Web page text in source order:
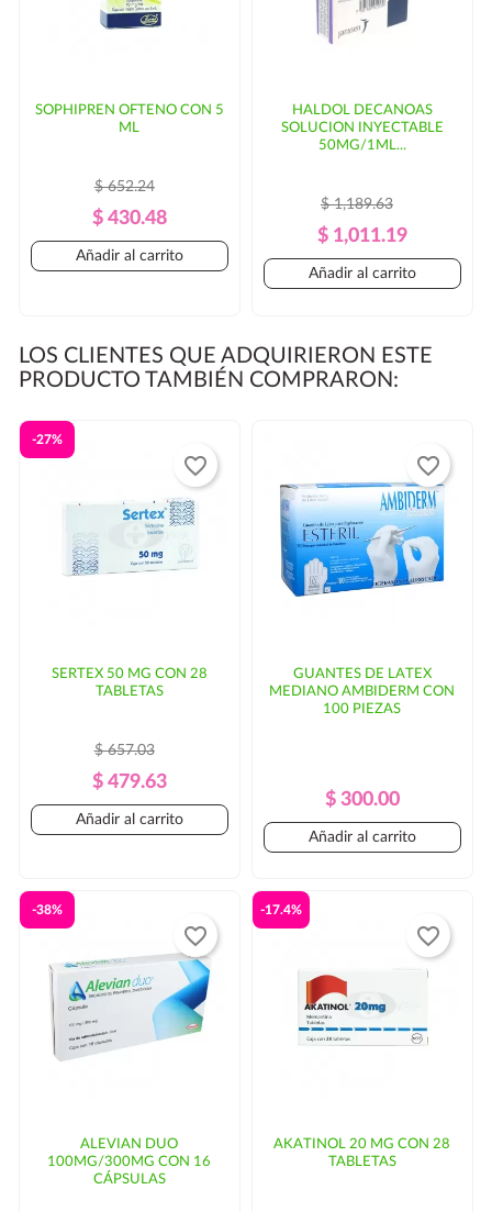
SOPHIPREN OFTENO CON 5
ML
Precio
Regular
$ 652.24
Precio
$ 430.48
Añadir al carrito
HALDOL DECANOAS
SOLUCION INYECTABLE
50MG/1ML...
Precio
Regular
$ 1,189.63
Precio
$ 1,011.19
Añadir al carrito
LOS CLIENTES QUE ADQUIRIERON ESTE
PRODUCTO TAMBIÉN COMPRARON:
SERTEX 50 MG CON 28
TABLETAS
Precio
Regular
$ 657.03
Precio
$ 479.63
-27%
Añadir al carrito
favorite_border
GUANTES DE LATEX
MEDIANO AMBIDERM CON
100 PIEZAS
Precio
Regular
Precio
$ 300.00
Añadir al carrito
favorite_border
ALEVIAN DUO
100MG/300MG CON 16
CÁPSULAS
-38%
favorite_border
AKATINOL 20 MG CON 28
TABLETAS
-17.4%
favorite_border